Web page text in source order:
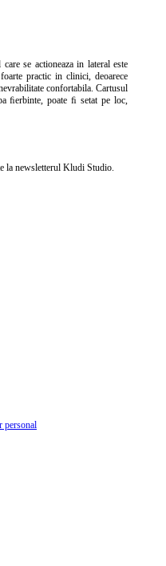
se actioneaza in lateral este
practic in clinici, deoarece
confortabila. Cartusul
ﬁerbinte, poate ﬁ setat pe loc,
la newsletterul Kludi Studio.
personal